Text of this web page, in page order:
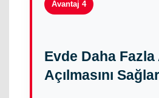
Avantaj 4
Evde Daha Fazla
Açılmasını Sağlar